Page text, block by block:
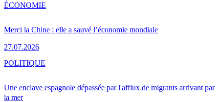
Merci la Chine : elle a sauvé l’économie mondiale
27.07.2026
ÉCONOMIE
Une enclave espagnole dépassée par l'afflux de migrants arrivant par
la mer
POLITIQUE